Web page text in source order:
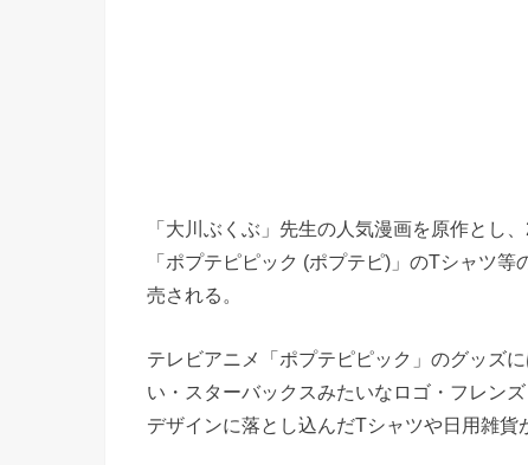
「大川ぶくぶ」先生の人気漫画を原作とし
「ポプテピピック (ポプテピ)」のTシャツ
売される。
テレビアニメ「ポプテピピック」のグッズ
い・スターバックスみたいなロゴ・フレン
デザインに落とし込んだTシャツや日用雑貨